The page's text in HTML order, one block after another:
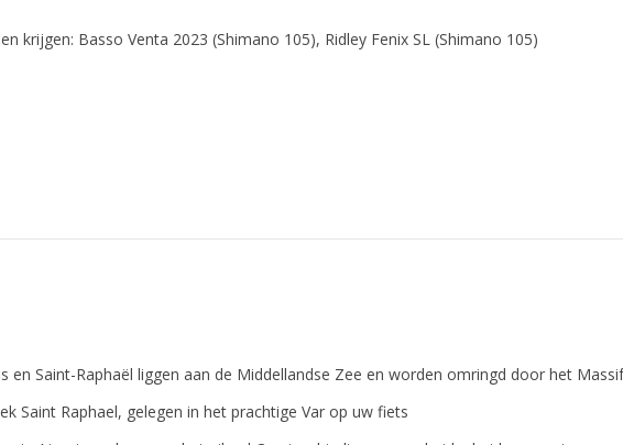
krijgen: Basso Venta 2023 (Shimano 105), Ridley Fenix SL (Shimano 105)
en Saint-Raphaël liggen aan de Middellandse Zee en worden omringd door het
Saint Raphael, gelegen in het prachtige Var op uw fiets